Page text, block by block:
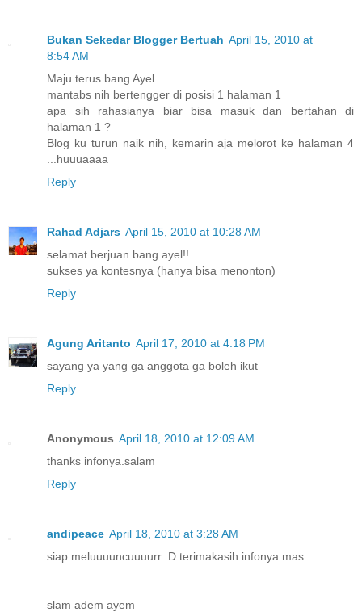
Bukan Sekedar Blogger Bertuah April 15, 2010 at
8:54 AM
Maju terus bang Ayel...
mantabs nih bertengger di posisi 1 halaman 1
apa sih rahasianya biar bisa masuk dan bertahan di
halaman 1 ?
Blog ku turun naik nih, kemarin aja melorot ke halaman 4
...huuuaaaa
Reply
Rahad Adjars April 15, 2010 at 10:28 AM
selamat berjuan bang ayel!!
sukses ya kontesnya (hanya bisa menonton)
Reply
Agung Aritanto April 17, 2010 at 4:18 PM
sayang ya yang ga anggota ga boleh ikut
Reply
Anonymous April 18, 2010 at 12:09 AM
thanks infonya.salam
Reply
andipeace April 18, 2010 at 3:28 AM
siap meluuuuncuuuurr :D terimakasih infonya mas
slam adem ayem